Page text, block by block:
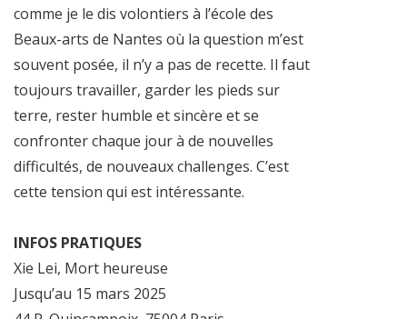
comme je le dis volontiers à l’école des
Beaux-arts de Nantes où la question m’est
souvent posée, il n’y a pas de recette. Il faut
toujours travailler, garder les pieds sur
terre, rester humble et sincère et se
confronter chaque jour à de nouvelles
difficultés, de nouveaux challenges. C’est
cette tension qui est intéressante.
INFOS PRATIQUES
Xie Lei, Mort heureuse
Jusqu’au 15 mars 2025